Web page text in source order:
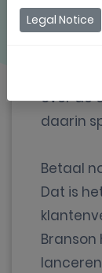
De
over de
daarin
Betaal
Dat is
Legal Notice